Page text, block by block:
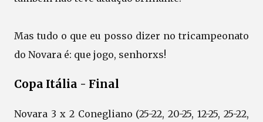
Mas tudo o que eu posso dizer no tricampeonato
do Novara é: que jogo, senhorxs!
Copa Itália - Final
Novara 3 x 2 Conegliano (25-22, 20-25, 12-25, 25-22,